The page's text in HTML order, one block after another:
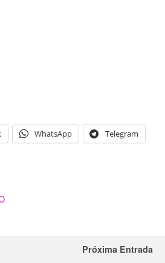
WhatsApp Telegram
Próxima Entrada